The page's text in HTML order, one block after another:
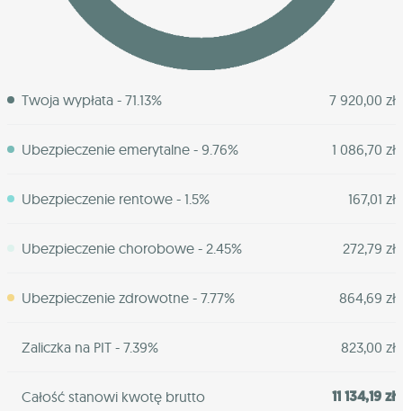
Twoja wypłata - 71.13% 7 920,00 zł
Ubezpieczenie emerytalne - 9.76% 1 086,70 zł
Ubezpieczenie rentowe - 1.5% 167,01 zł
Ubezpieczenie chorobowe - 2.45% 272,79 zł
Ubezpieczenie zdrowotne - 7.77% 864,69 zł
Zaliczka na PIT - 7.39% 823,00 zł
Całość stanowi kwotę brutto 11 134,19 zł